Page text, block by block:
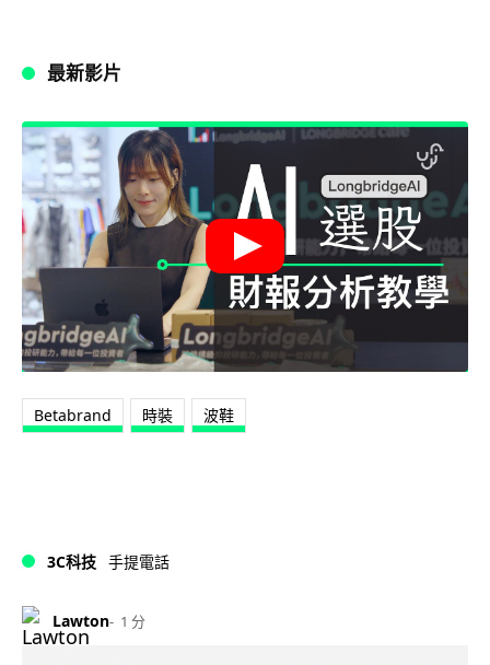
最新影片
Betabrand 時裝 波鞋
3C科技 手提電話
Lawton 1 分